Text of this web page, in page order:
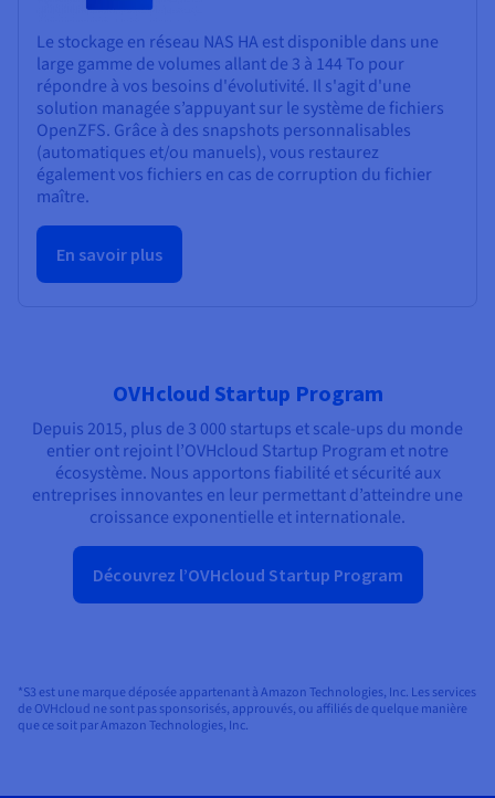
Le stockage en réseau NAS HA est disponible dans une
large gamme de volumes allant de 3 à 144 To pour
répondre à vos besoins d'évolutivité. Il s'agit d'une
solution managée s’appuyant sur le système de fichiers
OpenZFS. Grâce à des snapshots personnalisables
(automatiques et/ou manuels), vous restaurez
également vos fichiers en cas de corruption du fichier
maître.
En savoir plus
OVHcloud Startup Program
Depuis 2015, plus de 3 000 startups et scale-ups du monde
entier ont rejoint l’OVHcloud Startup Program et notre
écosystème. Nous apportons fiabilité et sécurité aux
entreprises innovantes en leur permettant d’atteindre une
croissance exponentielle et internationale.
Découvrez l’OVHcloud Startup Program
*S3 est une marque déposée appartenant à Amazon Technologies, Inc. Les services
de OVHcloud ne sont pas sponsorisés, approuvés, ou affiliés de quelque manière
que ce soit par Amazon Technologies, Inc.